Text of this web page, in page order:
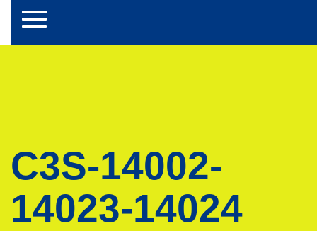
Toggle navigation
C3S-14002-
14023-14024